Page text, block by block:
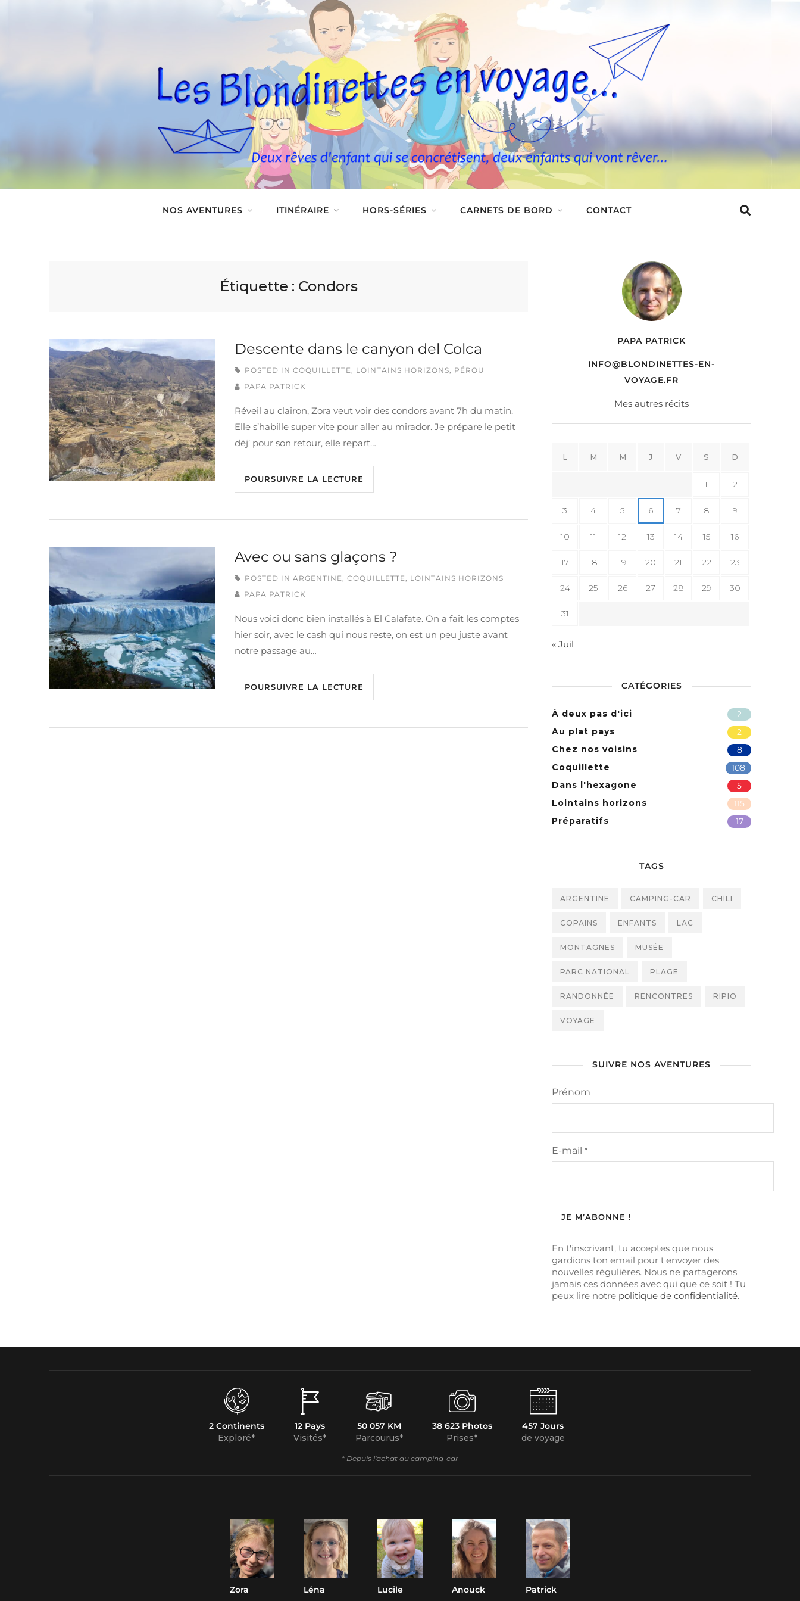
NOS AVENTURES ITINÉRAIRE HORS-SÉRIES CARNETS DE BORD CONTACT
Étiquette : Condors
Descente dans le canyon del Colca
POSTED IN COQUILLETTE, LOINTAINS HORIZONS, PÉROU
PAPA PATRICK
Réveil au clairon, Zora veut voir des condors avant 7h du matin.
Elle s’habille super vite pour aller au mirador. Je prépare le petit
déj’ pour son retour, elle repart…
POURSUIVRE LA LECTURE
Avec ou sans glaçons ?
POSTED IN ARGENTINE, COQUILLETTE, LOINTAINS HORIZONS
PAPA PATRICK
Nous voici donc bien installés à El Calafate. On a fait les comptes
hier soir, avec le cash qui nous reste, on est un peu juste avant
notre passage au…
POURSUIVRE LA LECTURE
PAPA PATRICK
INFO@BLONDINETTES-EN-
VOYAGE.FR
Mes autres récits
L M M J V S D
1 2
3 4 5 6 7 8 9
10 11 12 13 14 15 16
17 18 19 20 21 22 23
24 25 26 27 28 29 30
31
« Juil
CATÉGORIES
2
À deux pas d'ici
2
Au plat pays
8
Chez nos voisins
108
Coquillette
5
Dans l'hexagone
115
Lointains horizons
17
Préparatifs
TAGS
ARGENTINE CAMPING-CAR CHILI
COPAINS ENFANTS LAC
MONTAGNES MUSÉE
PARC NATIONAL PLAGE
RANDONNÉE RENCONTRES RIPIO
VOYAGE
SUIVRE NOS AVENTURES
Prénom
E-mail *
En t'inscrivant, tu acceptes que nous
gardions ton email pour t'envoyer des
nouvelles régulières. Nous ne partagerons
jamais ces données avec qui que ce soit ! Tu
peux lire notre politique de confidentialité.
2 Continents
Exploré*
12 Pays
Visités*
50 057 KM
Parcourus*
38 623 Photos
Prises*
457 Jours
de voyage
* Depuis l'achat du camping-car
Zora Léna Lucile Anouck Patrick